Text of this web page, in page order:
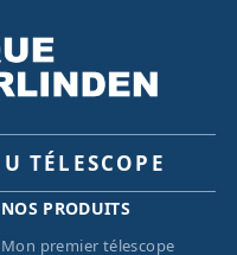
TÉLESCOPE
NOS PRODUITS
Mon premier télescope